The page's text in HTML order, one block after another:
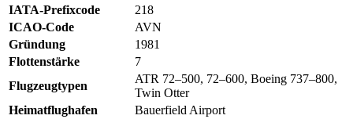
IATA-Prefixcode
218
ICAO-Code
AVN
Gründung
1981
Flottenstärke
7
Flugzeugtypen
ATR 72–500, 72–600, Boeing 737–800,
Twin Otter
Heimatflughafen
Bauerfield Airport